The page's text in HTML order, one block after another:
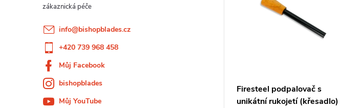
info@bishopblades.cz
+420 739 968 458
Můj Facebook
bishopblades
Můj YouTube
Firesteel podpalovač s
unikátní rukojetí (křesadlo)